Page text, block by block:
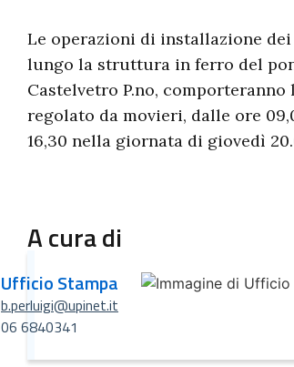
Le operazioni di installazione
lungo la struttura in ferro del
Castelvetro P.no,
regolato da movieri, dalle ore
16,30 nella giornata di giovedì
A cura di
Ufficio Stampa
b.perluigi@upinet.it
06 6840341